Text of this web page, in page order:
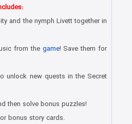
and the nymph Livett together in
from the game! Save them for
unlock new quests in the Secret
then solve bonus puzzles!
bonus story cards.